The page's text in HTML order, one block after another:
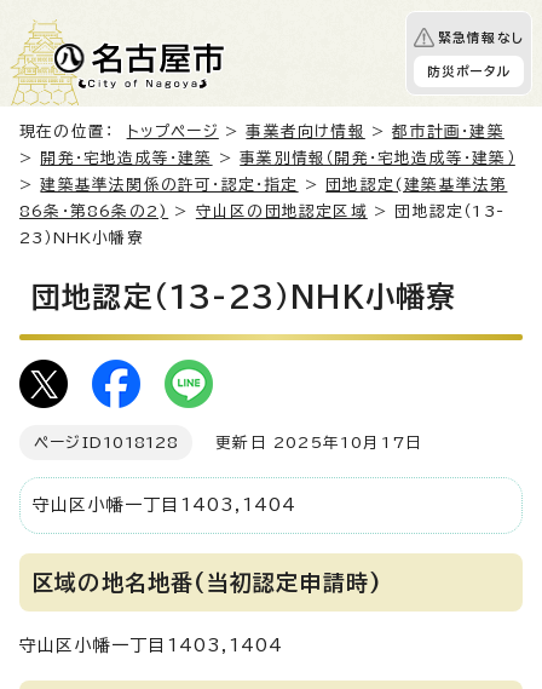
緊急情報なし
防災ポータル
現在の位置： トップページ >事業者向け情報 >都市計画・建築
>
開発・宅地造成等・建築 >事業別情報（開発・宅地造成等・建築）
>建築基準法関係の許可・認定・指定 >
団地認定(建築基準法第
86条・第86条の2)
> 守山区の団地認定区域 > 団地認定（13-
23）NHK小幡寮
団地認定（13-23）NHK小幡寮
ページID 1018128 更新日 2025年10月17日
守山区小幡一丁目1403,1404
区域の地名地番(当初認定申請時)
守山区小幡一丁目1403,1404